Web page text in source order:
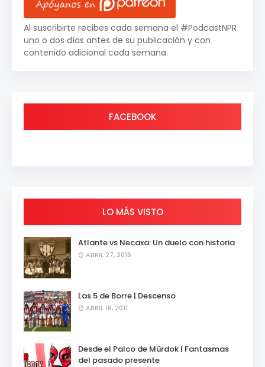
Al suscribirte recibes cada semana el #PodcastNPR
uno o dos días antes de su publicación y con
contenido adicional cada semana.
FACEBOOK
LO MÁS VISTO
Atlante vs Necaxa: Un duelo con historia
ABRIL 27, 2016
Las 5 de Borre | Descenso
ABRIL 16, 2011
Desde el Palco de Mürdok | Fantasmas
del pasado presente